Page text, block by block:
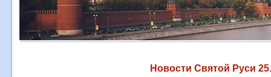
Новости Святой Руси